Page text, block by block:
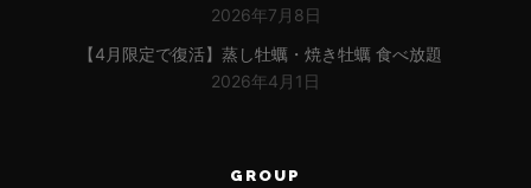
2026年7月8日
【4月限定で復活】蒸し牡蠣・焼き牡蠣 食べ放題
2026年4月1日
GROUP